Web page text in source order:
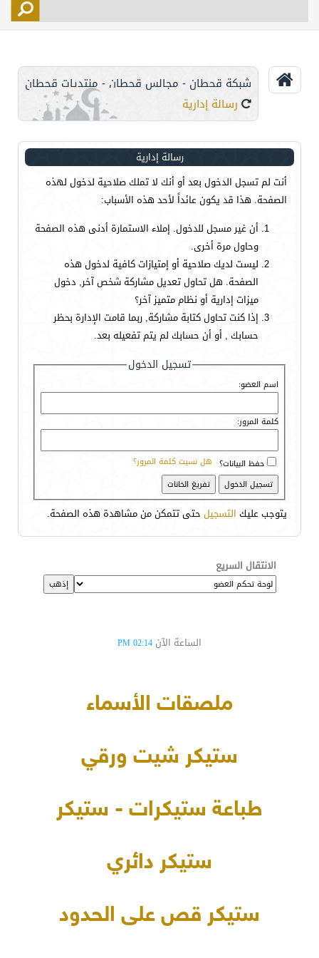
التحكم
شبكة قحطان - مجالس قحطان - منتديات قحطان
رسالة إدارية
رسالة إدارية
أنت لم تسجل الدخول بعد أو أنك لا تملك صلاحية لدخول لهذه
الصفحة. هذا قد يكون عائداً لأحد هذه الأسباب:
أن غير مسجل للدخول. إملاء الاستمارة أدنى هذه الصفحة
وحاول مرة أخرى.
ليست لديك صلاحية أو إمتيازات كافية لدخول هذه
الصفحة. هل تحاول تعديل مشاركة شخص آخر, دخول
ميزات إدارية أو نظام متميز آخر؟
إذا كنت تحاول كتابة مشاركة, ربما قامت الإدارة بحظر
حسابك , أو أن حسابك لم يتم تفعيله بعد.
تسجيل الدخول
اسم العضو:
كلمة المرور:
هل نسيت كلمة المرور؟ حفظ البيانات؟
يتوجب عليك التسجيل حتى تتمكن من مشاهدة هذه الصفحة.
الانتقال السريع
الساعة الآن 02:14 PM
ملصقات الأسماء
ستيكر شيت ورقي
طباعة ستيكرات - ستيكر
ستيكر دائري
ستيكر قص على الحدود